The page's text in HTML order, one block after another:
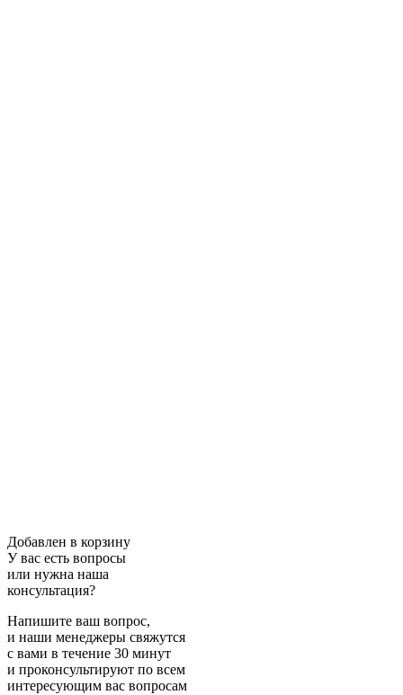
Добавлен в корзину
У вас есть вопросы
или нужна наша
консультация?
Напишите ваш вопрос,
и наши менеджеры свяжутся
с вами в течение 30 минут
и проконсультируют по всем
интересующим вас вопросам